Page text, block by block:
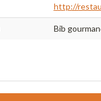
http://
Bib